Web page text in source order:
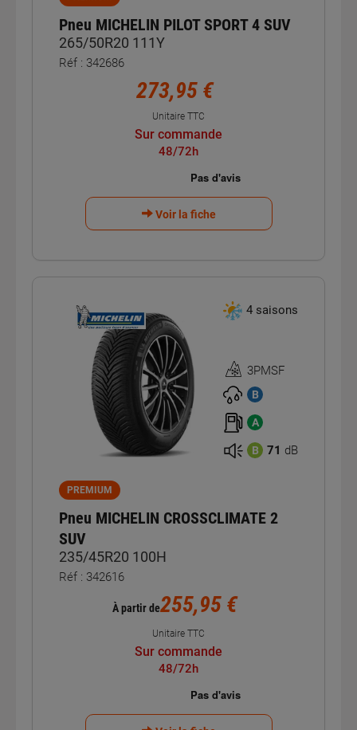
Pneu MICHELIN PILOT SPORT 4 SUV
265/50R20 111Y
Réf : 342686
273,95 €
Unitaire TTC
Sur commande
48/72h
Voir la fiche
4 saisons
Homologation
3PMSF
3PMSF
B
A
B 71 dB
PREMIUM
Pneu MICHELIN CROSSCLIMATE 2
SUV
235/45R20 100H
Réf : 342616
À partir de255,95 €
Unitaire TTC
Sur commande
48/72h